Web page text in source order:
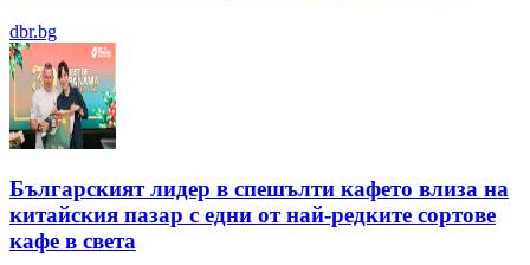
dbr.bg
Българският лидер в спешълти кафето влиза на
китайския пазар с едни от най-редките сортове
кафе в света